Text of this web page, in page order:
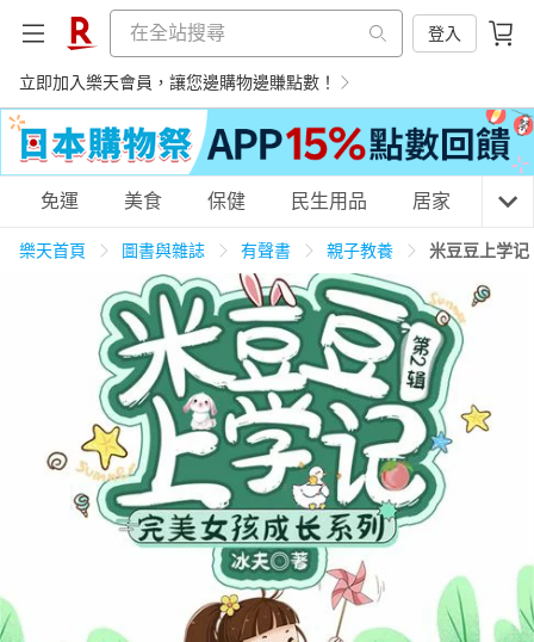
登入
立即加入樂天會員，讓您邊購物邊賺點數！
購物網分類
天天免運 美食蛋糕 養生保健 民生用品
居家生活 3C家電 運動休閒 親子玩具
女裝 男裝 化妝保養 情趣用品
電子/紙本書
免運 美食 保健 民生用品 居家 3C
樂天首頁 圖書與雜誌 有聲書 親子教養 米豆豆上学记